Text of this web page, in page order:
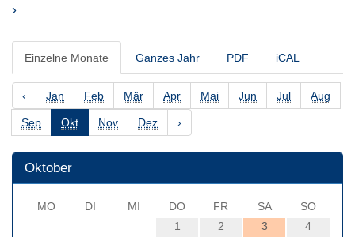
›
Einzelne Monate Ganzes Jahr PDF iCAL
‹ Jan Feb Mär Apr Mai Jun Jul Aug
Sep Okt Nov Dez ›
Oktober
MO DI MI DO FR SA
SO
1
2 3 4